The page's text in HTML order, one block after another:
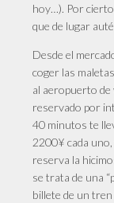
hoy…). Por
que de lugar
Desde el
coger las
al aeropuerto de
reservado por
40 minutos te
2200¥ cada
reserva la
se trata de una
billete de un